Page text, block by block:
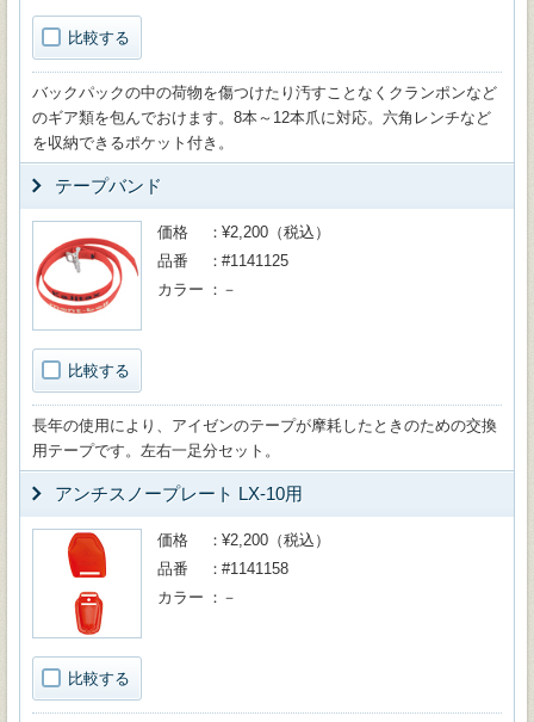
比較する
バックパックの中の荷物を傷つけたり汚すことなくクランポンなど
のギア類を包んでおけます。8本～12本爪に対応。六角レンチなど
を収納できるポケット付き。
テープバンド
比較する
価格
¥2,200（税込）
品番
#1141125
カラー
－
長年の使用により、アイゼンのテープが摩耗したときのための交換
用テープです。左右一足分セット。
アンチスノープレート LX-10用
比較する
価格
¥2,200（税込）
品番
#1141158
カラー
－